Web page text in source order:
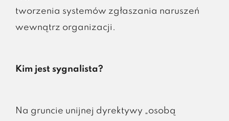
tworzenia systemów zgłaszania naruszeń
wewnątrz organizacji.
Kim jest sygnalista?
Na gruncie unijnej dyrektywy „osobą